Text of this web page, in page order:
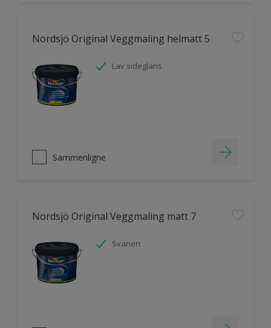
Nordsjö Original Veggmaling helmatt 5
Lav sideglans
Sammenligne
Nordsjö Original Veggmaling matt 7
Svanen